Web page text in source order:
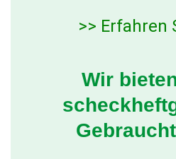
>> Erfahren
Wir